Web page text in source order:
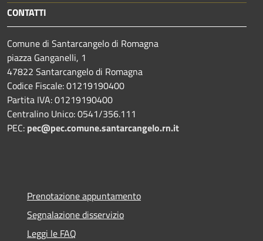
CONTATTI
Comune di Santarcangelo di Romagna
piazza Ganganelli, 1
47822 Santarcangelo di Romagna
Codice Fiscale: 01219190400
Partita IVA: 01219190400
Centralino Unico: 0541/356.111
PEC: pec@pec.comune.santarcangelo.rn.it
Prenotazione appuntamento
Segnalazione disservizio
Leggi le FAQ